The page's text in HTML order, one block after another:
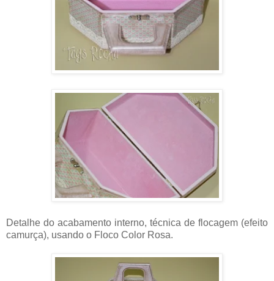
Detalhe do acabamento interno, técnica de flocagem (efeito
camurça), usando o Floco Color Rosa.